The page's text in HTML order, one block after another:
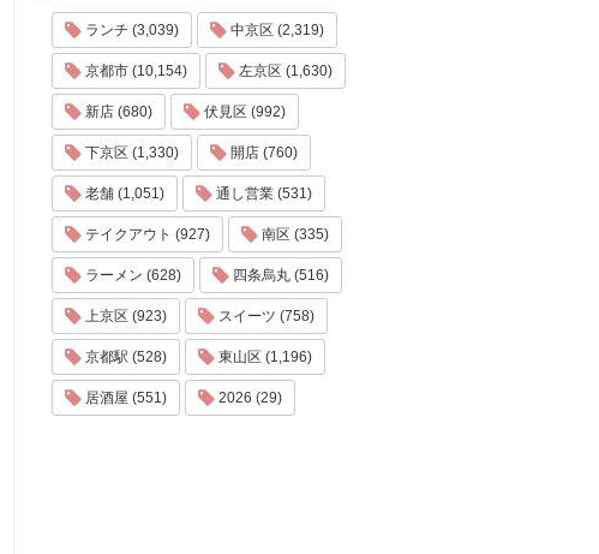
ランチ (3,039) 中京区 (2,319)
京都市 (10,154) 左京区 (1,630)
新店 (680) 伏見区 (992)
下京区 (1,330) 開店 (760)
老舗 (1,051) 通し営業 (531)
テイクアウト (927) 南区 (335)
ラーメン (628) 四条烏丸 (516)
上京区 (923) スイーツ (758)
京都駅 (528) 東山区 (1,196)
居酒屋 (551) 2026 (29)